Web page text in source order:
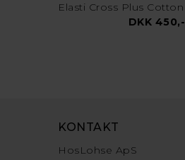
DKK 450,-
KONTAKT
HosLohse ApS